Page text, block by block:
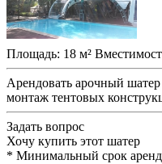
Площадь: 18 м²
Арендовать арочный
монтаж тентовых
Задать вопрос
Хочу купить этот шатер
* Минимальный срок